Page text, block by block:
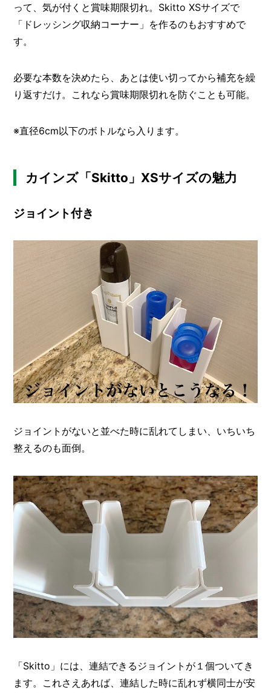
って、気が付くと賞味期限切れ。Skitto XSサイズで
「ドレッシング収納コーナー」を作るのもおすすめで
す。
必要な本数を決めたら、あとは使い切ってから補充を繰
り返すだけ。これなら賞味期限切れを防ぐことも可能。
※直径6cm以下のボトルなら入ります。
カインズ「Skitto」XSサイズの魅力
ジョイント付き
ジョイントがないと並べた時に乱れてしまい、いちいち
整えるのも面倒。
「Skitto」には、連結できるジョイントが１個ついてき
ます。これさえあれば、連結した時に乱れず横同士が安